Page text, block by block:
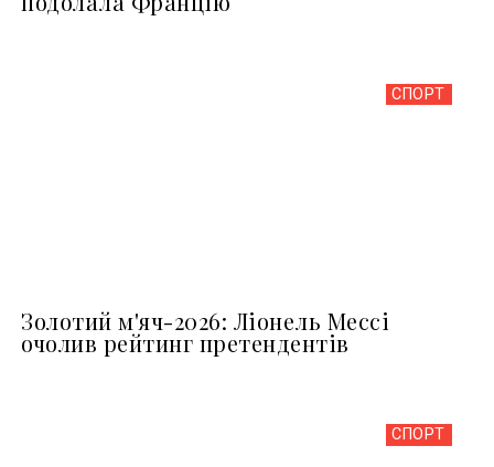
СПОРТ
Золотий м'яч-2026: Ліонель Мессі
очолив рейтинг претендентів
СПОРТ